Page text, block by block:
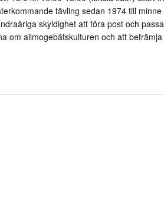
tävling sedan 1974 till
skyldighet att föra post och
om allmogebåtskulturen och att